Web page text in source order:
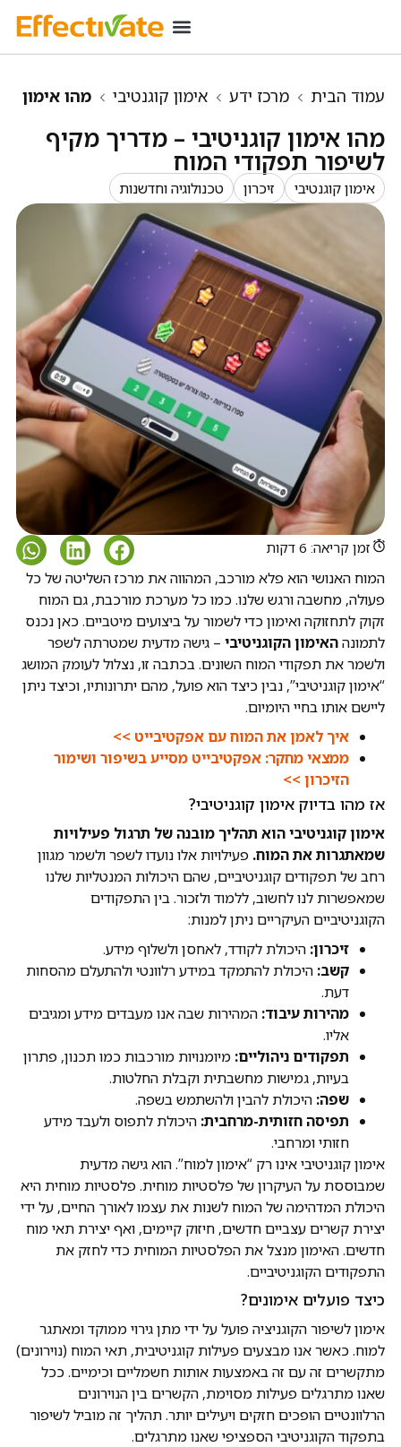
עמוד הבית מרכז ידע אימון קוגנטיבי
מהו אימון
מהו אימון קוגניטיבי – מדריך מקיף
לשיפור תפקודי המוח
אימון קוגנטיבי זיכרון טכנולוגיה וחדשנות
זמן קריאה: 6 דקות
המוח האנושי הוא פלא מורכב, המהווה את מרכז השליטה של כל
פעולה, מחשבה ורגש שלנו. כמו כל מערכת מורכבת, גם המוח
זקוק לתחזוקה ואימון כדי לשמור על ביצועים מיטביים. כאן נכנס
לתמונההאימון הקוגניטיבי– גישה מדעית שמטרתה לשפר
ולשמר את תפקודי המוח השונים. בכתבה זו, נצלול לעומק המושג
“אימון קוגניטיבי”, נבין כיצד הוא פועל, מהם יתרונותיו, וכיצד ניתן
ליישם אותו בחיי היומיום.
איך לאמן את המוח עם אפקטיבייט >>
ממצאי מחקר: אפקטיבייט מסייע בשיפור ושימור
הזיכרון >>
אז מהו בדיוק אימון קוגניטיבי?
אימון קוגניטיבי הוא תהליך מובנה של תרגול פעילויות
שמאתגרות את המוח. פעילויות אלו נועדו לשפר ולשמר מגוון
רחב של תפקודים קוגניטיביים, שהם היכולות המנטליות שלנו
שמאפשרות לנו לחשוב, ללמוד ולזכור. בין התפקודים
הקוגניטיביים העיקריים ניתן למנות:
זיכרון: היכולת לקודד, לאחסן ולשלוף מידע.
קשב: היכולת להתמקד במידע רלוונטי ולהתעלם מהסחות
דעת.
מהירות עיבוד: המהירות שבה אנו מעבדים מידע ומגיבים
אליו.
תפקודים ניהוליים: מיומנויות מורכבות כמו תכנון, פתרון
בעיות, גמישות מחשבתית וקבלת החלטות.
שפה: היכולת להבין ולהשתמש בשפה.
תפיסה חזותית-מרחבית: היכולת לתפוס ולעבד מידע
חזותי ומרחבי.
אימון קוגניטיבי אינו רק “אימון למוח”. הוא גישה מדעית
שמבוססת על העיקרון של פלסטיות מוחית. פלסטיות מוחית היא
היכולת המדהימה של המוח לשנות את עצמו לאורך החיים, על ידי
יצירת קשרים עצביים חדשים, חיזוק קיימים, ואף יצירת תאי מוח
חדשים. האימון מנצל את הפלסטיות המוחית כדי לחזק את
התפקודים הקוגניטיביים.
כיצד פועלים אימונים?
אימון לשיפור הקוגניציה פועל על ידי מתן גירוי ממוקד ומאתגר
למוח. כאשר אנו מבצעים פעילות קוגניטיבית, תאי המוח (נוירונים)
מתקשרים זה עם זה באמצעות אותות חשמליים וכימיים. ככל
שאנו מתרגלים פעילות מסוימת, הקשרים בין הנוירונים
הרלוונטיים הופכים חזקים ויעילים יותר. תהליך זה מוביל לשיפור
בתפקוד הקוגניטיבי הספציפי שאנו מתרגלים.